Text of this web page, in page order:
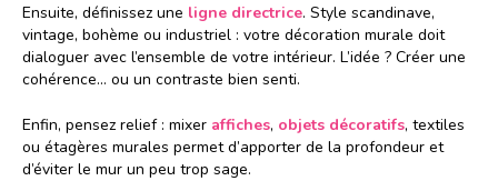
Ensuite, définissez une ligne directrice. Style scandinave,
vintage, bohème ou industriel : votre décoration murale doit
dialoguer avec l’ensemble de votre intérieur. L’idée ? Créer une
cohérence… ou un contraste bien senti.
Enfin, pensez relief : mixer affiches, objets décoratifs, textiles
ou étagères murales permet d’apporter de la profondeur et
d’éviter le mur un peu trop sage.